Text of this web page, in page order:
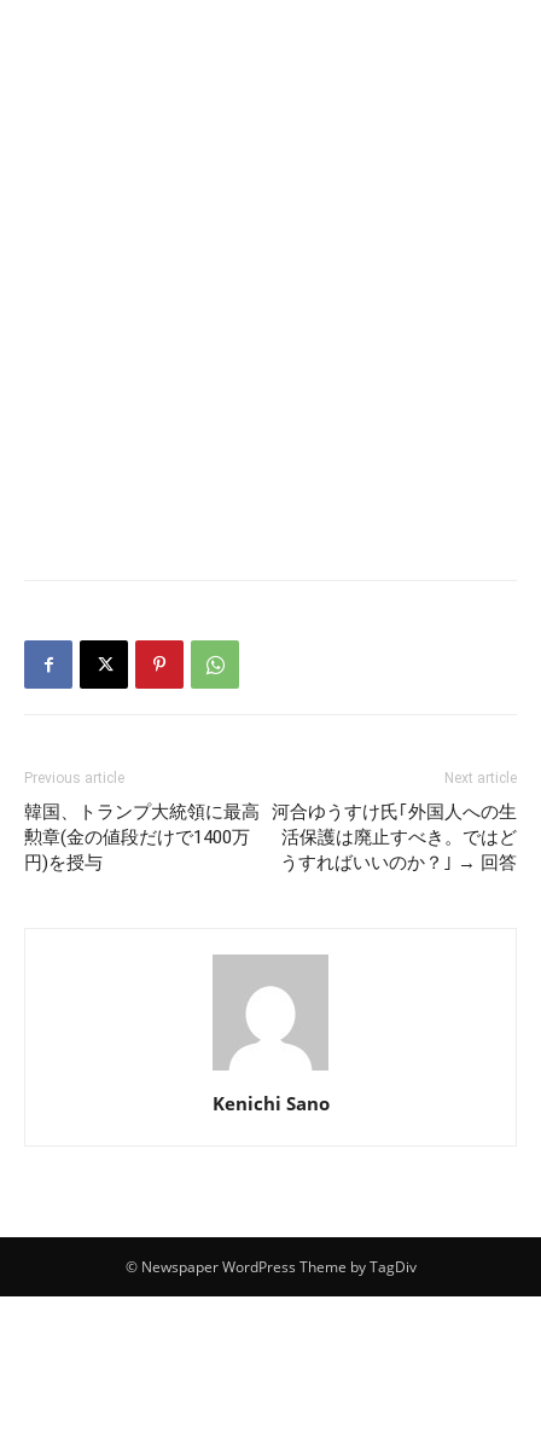
Previous article
韓国、トランプ大統領に最高
勲章(金の値段だけで1400万
円)を授与
Next article
河合ゆうすけ氏｢外国人への生
活保護は廃止すべき。ではど
うすればいいのか？｣ → 回答
Kenichi Sano
© Newspaper WordPress Theme by TagDiv